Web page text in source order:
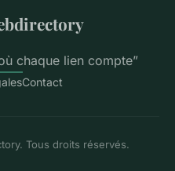
chaque lien compte”
Contact
Tous droits réservés.